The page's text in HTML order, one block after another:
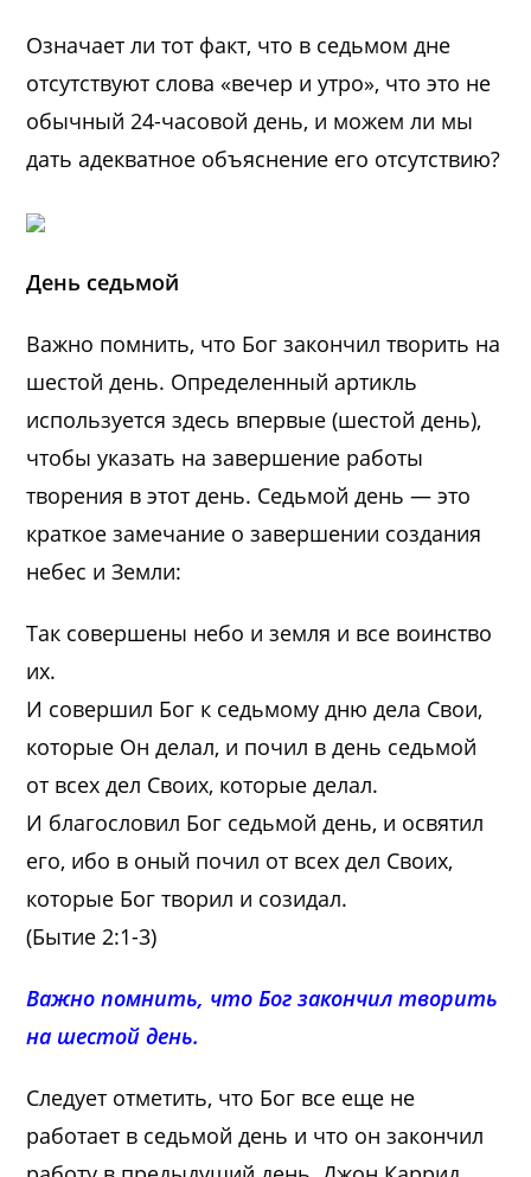
Означает ли тот факт, что в седьмом дне
отсутствуют слова «вечер и утро», что это не
обычный 24-часовой день, и можем ли мы
дать адекватное объяснение его отсутствию?
День седьмой
Важно помнить, что Бог закончил творить на
шестой день. Определенный артикль
используется здесь впервые (шестой день),
чтобы указать на завершение работы
творения в этот день. Седьмой день — это
краткое замечание о завершении создания
небес и Земли:
Так совершены небо и земля и все воинство
их.
И совершил Бог к седьмому дню дела Свои,
которые Он делал, и почил в день седьмой
от всех дел Своих, которые делал.
И благословил Бог седьмой день, и освятил
его, ибо в оный почил от всех дел Своих,
которые Бог творил и созидал.
(Бытие 2:1-3)
Важно помнить, что Бог закончил творить
на шестой день.
Следует отметить, что Бог все еще не
работает в седьмой день и что он закончил